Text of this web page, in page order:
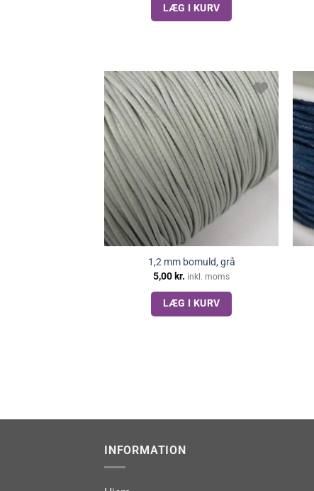
LÆG I KURV
1,2 mm bomuld, grå
5,00 kr. inkl. moms
LÆG I KURV
INFORMATION